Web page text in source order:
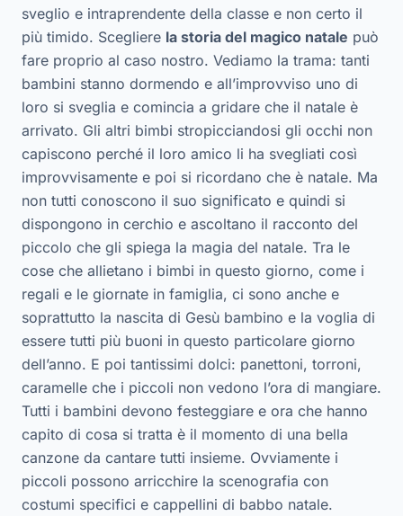
sveglio e intraprendente della classe e non certo il
più timido. Scegliere la storia del magico natale può
fare proprio al caso nostro. Vediamo la trama: tanti
bambini stanno dormendo e all’improvviso uno di
loro si sveglia e comincia a gridare che il natale è
arrivato. Gli altri bimbi stropicciandosi gli occhi non
capiscono perché il loro amico li ha svegliati così
improvvisamente e poi si ricordano che è natale. Ma
non tutti conoscono il suo significato e quindi si
dispongono in cerchio e ascoltano il racconto del
piccolo che gli spiega la magia del natale. Tra le
cose che allietano i bimbi in questo giorno, come i
regali e le giornate in famiglia, ci sono anche e
soprattutto la nascita di Gesù bambino e la voglia di
essere tutti più buoni in questo particolare giorno
dell’anno. E poi tantissimi dolci: panettoni, torroni,
caramelle che i piccoli non vedono l’ora di mangiare.
Tutti i bambini devono festeggiare e ora che hanno
capito di cosa si tratta è il momento di una bella
canzone da cantare tutti insieme. Ovviamente i
piccoli possono arricchire la scenografia con
costumi specifici e cappellini di babbo natale.